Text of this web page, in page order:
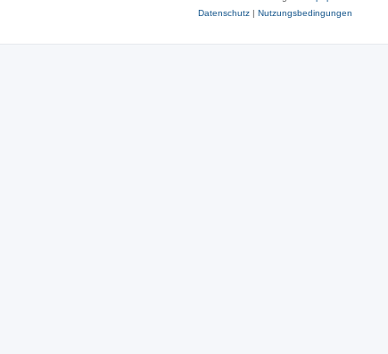
Datenschutz| Nutzungsbedingungen